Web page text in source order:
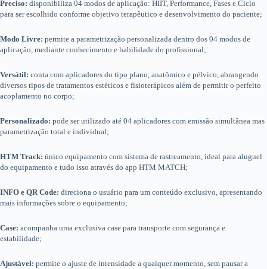
Preciso: disponibiliza 04 modos de aplicação: HIIT, Performance, Fases e Ciclo
para ser escolhido conforme objetivo terapêutico e desenvolvimento do paciente;
Modo Livre: permite a parametrização personalizada dentro dos 04 modos de
aplicação, mediante conhecimento e habilidade do profissional;
Versátil: conta com aplicadores do tipo plano, anatômico e pélvico, abrangendo
diversos tipos de tratamentos estéticos e fisioterápicos além de permitir o perfeito
acoplamento no corpo;
Personalizado: pode ser utilizado até 04 aplicadores com emissão simultânea mas
parametrização total e individual;
HTM Track: único equipamento com sistema de rastreamento, ideal para aluguel
do equipamento e tudo isso através do app HTM MATCH;
INFO e QR Code: direciona o usuário para um conteúdo exclusivo, apresentando
mais informações sobre o equipamento;
Case: acompanha uma exclusiva case para transporte com segurança e
estabilidade;
Ajustável: permite o ajuste de intensidade a qualquer momento, sem pausar a